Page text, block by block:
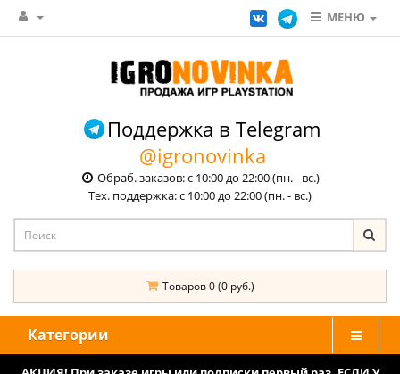
МЕНЮ
Поддержка в Telegram
@igronovinka
Обраб. заказов: с 10:00 до 22:00 (пн. - вс.)
Тех. поддержка: с 10:00 до 22:00 (пн. - вс.)
Товаров 0 (0 руб.)
Категории